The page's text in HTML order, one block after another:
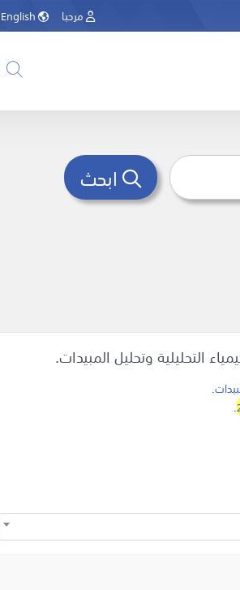
مرحبا
التحليلية وتحليل المبيدات.
.
.